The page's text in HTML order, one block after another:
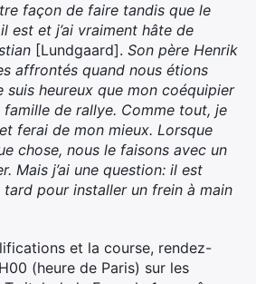
façon de faire tandis que le
est et j’ai vraiment hâte de
[Lundgaard]. Son père Henrik
affrontés quand nous étions
suis heureux que mon coéquipier
famille de rallye. Comme tout, je
ferai de mon mieux. Lorsque
chose, nous le faisons avec un
Mais j’ai une question: il est
pour installer un frein à main
et la course, rendez-
(heure de Paris) sur les